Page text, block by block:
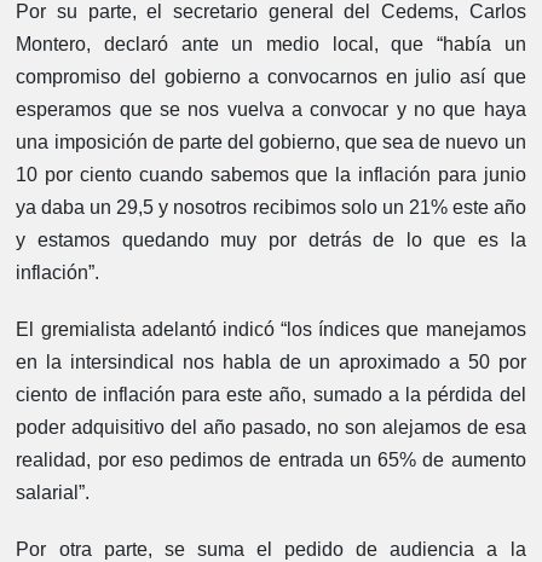
Por su parte, el secretario general del Cedems, Carlos
Montero, declaró ante un medio local, que “había un
compromiso del gobierno a convocarnos en julio así que
esperamos que se nos vuelva a convocar y no que haya
una imposición de parte del gobierno, que sea de nuevo un
10 por ciento cuando sabemos que la inflación para junio
ya daba un 29,5 y nosotros recibimos solo un 21% este año
y estamos quedando muy por detrás de lo que es la
inflación”.
El gremialista adelantó indicó “los índices que manejamos
en la intersindical nos habla de un aproximado a 50 por
ciento de inflación para este año, sumado a la pérdida del
poder adquisitivo del año pasado, no son alejamos de esa
realidad, por eso pedimos de entrada un 65% de aumento
salarial”.
Por otra parte, se suma el pedido de audiencia a la